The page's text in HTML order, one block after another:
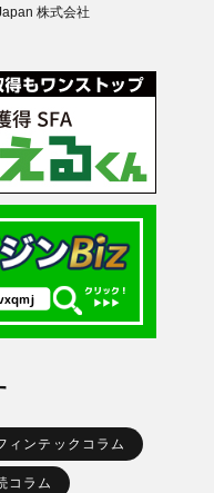
株式会社
ィンテックコラム
コラム